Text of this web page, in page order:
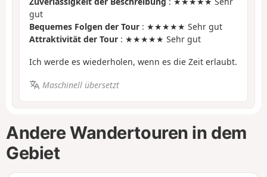
gut
Bequemes Folgen der Tour : ★★★★★ Sehr gut
Attraktivität der Tour : ★★★★★ Sehr gut
Ich werde es wiederholen, wenn es die Zeit erlaubt.
Maschinell übersetzt
Andere Wandertouren in dem
Gebiet